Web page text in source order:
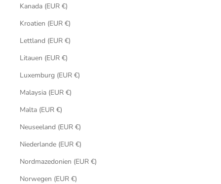
Kanada (EUR €)
Kroatien (EUR €)
Lettland (EUR €)
Litauen (EUR €)
Luxemburg (EUR €)
Malaysia (EUR €)
Malta (EUR €)
Neuseeland (EUR €)
Niederlande (EUR €)
Nordmazedonien (EUR €)
Norwegen (EUR €)